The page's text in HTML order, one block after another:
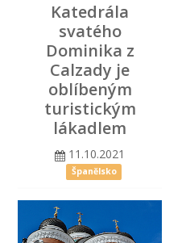
Katedrála
svatého
Dominika z
Calzady je
oblíbeným
turistickým
lákadlem
11.10.2021
Španělsko